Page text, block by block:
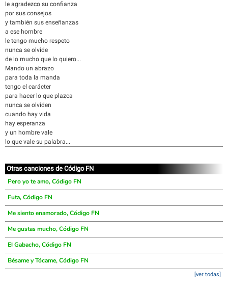
le agradezco su confianza
por sus consejos
y también sus enseñanzas
a ese hombre
le tengo mucho respeto
nunca se olvide
de lo mucho que lo quiero...
Mando un abrazo
para toda la manda
tengo el carácter
para hacer lo que plazca
nunca se olviden
cuando hay vida
hay esperanza
y un hombre vale
lo que vale su palabra...
Otras canciones de Código FN
Pero yo te amo, Código FN
Futa, Código FN
Me siento enamorado, Código FN
Me gustas mucho, Código FN
El Gabacho, Código FN
Bésame y Tócame, Código FN
[ver todas]